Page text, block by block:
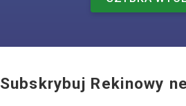
Subskrybuj Rekinowy